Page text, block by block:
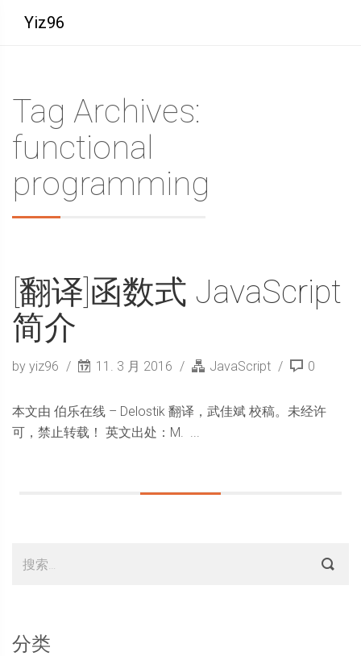
Yiz96
Tag Archives:
functional
programming
[翻译]函数式 JavaScript
简介
by yiz96 11. 3 月 2016 JavaScript 0
本文由 伯乐在线 – Delostik 翻译，武佳斌 校稿。未经许
可，禁止转载！ 英文出处：M. ...
Sidebar
索：
分类